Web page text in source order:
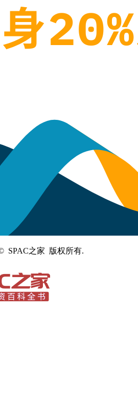
SPAC之家 版权所有.